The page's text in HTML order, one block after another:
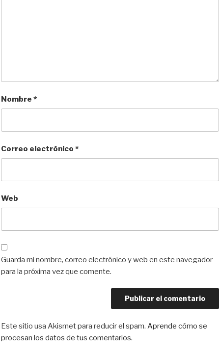
Nombre *
Correo electrónico *
Web
Guarda mi nombre, correo electrónico y web en este navegador
para la próxima vez que comente.
Este sitio usa Akismet para reducir el spam. Aprende cómo se
procesan los datos de tus comentarios.